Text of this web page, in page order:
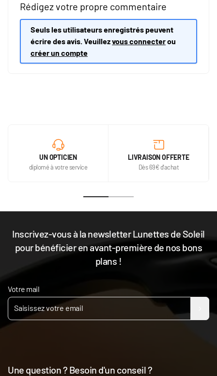
Rédigez votre propre commentaire
Seuls les utilisateurs enregistrés peuvent
écrire des avis. Veuillezvous connecterou
créer un compte
UN OPTICIEN
diplomé à votre service
LIVRAISON OFFERTE
Dès 69€ d'achat
Inscrivez-vous à la newsletter Lunettes de Soleil
pour bénéficier en avant-première de nos bons
plans !
Votre mail
Une question ? Besoin d'un conseil ?